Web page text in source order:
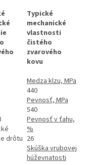
Typické
mechanické
vlastnosti
čistého
zvarového
kovu
drôtu
Medza klzu, MPa
440
Pevnosť, MPa
540
Pevnosť v ťahu,
%
26
Skúška vrubovej
húževnatosti